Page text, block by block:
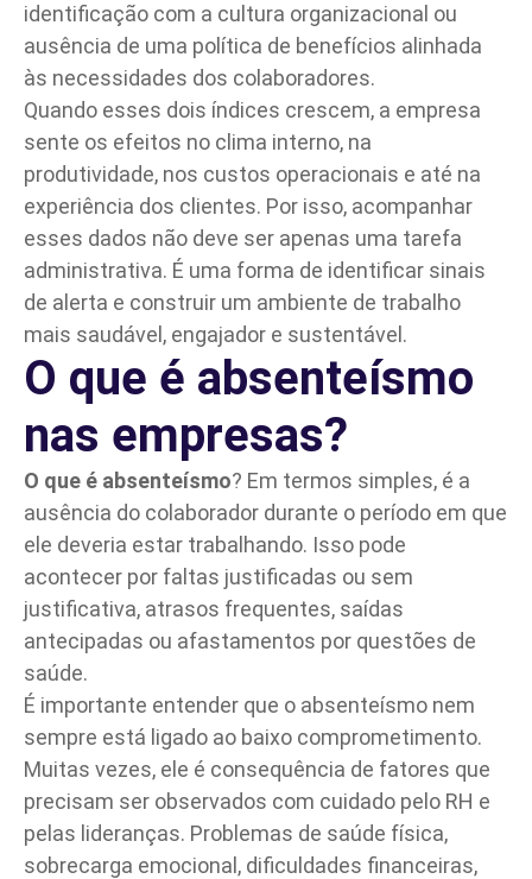
identificação com a cultura organizacional ou
ausência de uma política de benefícios alinhada
às necessidades dos colaboradores.
Quando esses dois índices crescem, a empresa
sente os efeitos no clima interno, na
produtividade, nos custos operacionais e até na
experiência dos clientes. Por isso, acompanhar
esses dados não deve ser apenas uma tarefa
administrativa. É uma forma de identificar sinais
de alerta e construir um ambiente de trabalho
mais saudável, engajador e sustentável.
O que é absenteísmo
nas empresas?
O que é absenteísmo? Em termos simples, é a
ausência do colaborador durante o período em que
ele deveria estar trabalhando. Isso pode
acontecer por faltas justificadas ou sem
justificativa, atrasos frequentes, saídas
antecipadas ou afastamentos por questões de
saúde.
É importante entender que o absenteísmo nem
sempre está ligado ao baixo comprometimento.
Muitas vezes, ele é consequência de fatores que
precisam ser observados com cuidado pelo RH e
pelas lideranças. Problemas de saúde física,
sobrecarga emocional, dificuldades financeiras,